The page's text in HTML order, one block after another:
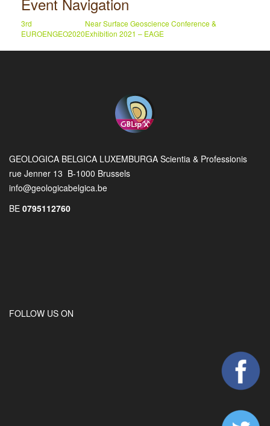
3rd
EUROENGEO2020
Near Surface Geoscience Conference &
Exhibition 2021 – EAGE
GEOLOGICA BELGICA LUXEMBURGA Scientia & Professionis
rue Jenner 13 B-1000 Brussels
info@geologicabelgica.be
BE 0795112760
FOLLOW US ON